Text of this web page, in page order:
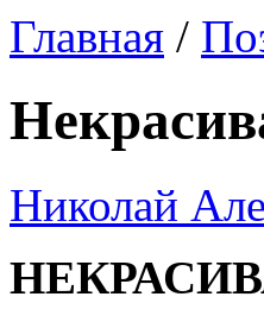
Главная /
Николай